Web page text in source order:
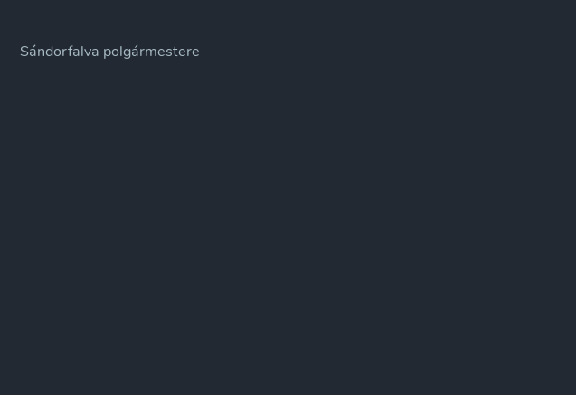
Sándorfalva polgármestere